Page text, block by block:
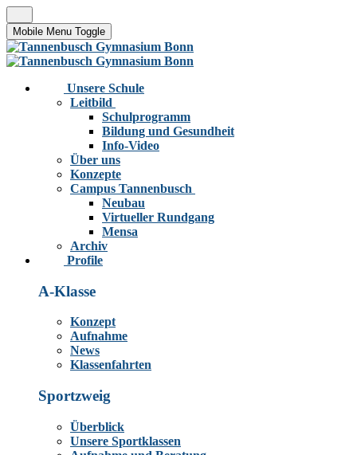
Mobile Menu Toggle
Unsere Schule
Leitbild
Schulprogramm
Bildung und Gesundheit
Info-Video
Über uns
Konzepte
Campus Tannenbusch
Neubau
Virtueller Rundgang
Mensa
Archiv
Profile
A-Klasse
Konzept
Aufnahme
News
Klassenfahrten
Sportzweig
Überblick
Unsere Sportklassen